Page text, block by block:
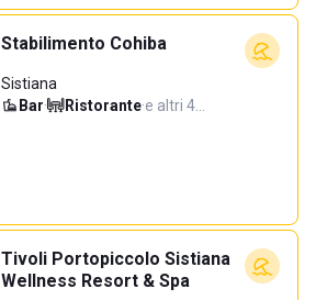
Stabilimento Cohiba
Sistiana
Bar· Ristorante·e altri 4…
Tivoli Portopiccolo Sistiana
Wellness Resort & Spa